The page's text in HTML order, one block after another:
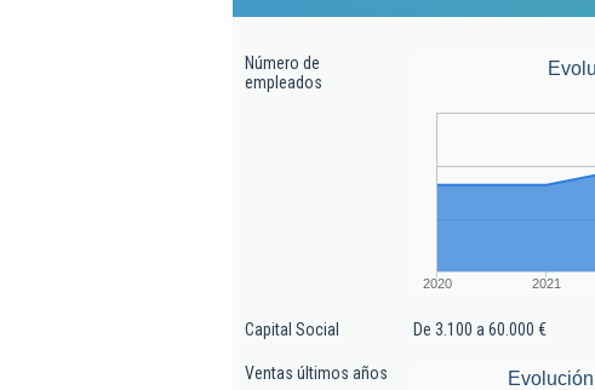
Número de
empleados
2020 2021
Capital Social De 3.100 a 60.000 €
Ventas últimos años